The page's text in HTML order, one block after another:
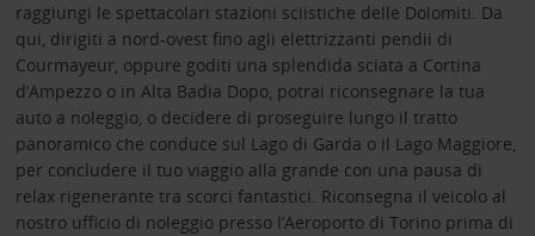
raggiungi le spettacolari stazioni sciistiche delle Dolomiti. Da
qui, dirigiti a nord-ovest fino agli elettrizzanti pendii di
Courmayeur, oppure goditi una splendida sciata a Cortina
d’Ampezzo o in Alta Badia Dopo, potrai riconsegnare la tua
auto a noleggio, o decidere di proseguire lungo il tratto
panoramico che conduce sul Lago di Garda o il Lago Maggiore,
per concludere il tuo viaggio alla grande con una pausa di
relax rigenerante tra scorci fantastici. Riconsegna il veicolo al
nostro ufficio di noleggio presso l’Aeroporto di Torino prima di